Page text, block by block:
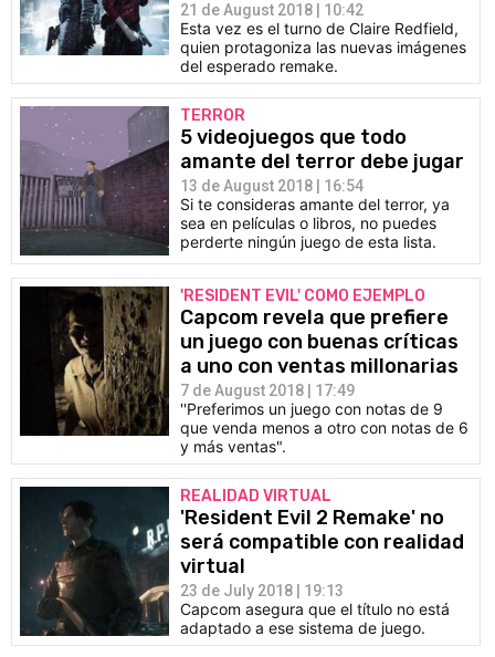
21 de August 2018 | 10:42
Esta vez es el turno de Claire Redfield,
quien protagoniza las nuevas imágenes
del esperado remake.
TERROR
5 videojuegos que todo
amante del terror debe jugar
13 de August 2018 | 16:54
Si te consideras amante del terror, ya
sea en películas o libros, no puedes
perderte ningún juego de esta lista.
'RESIDENT EVIL' COMO EJEMPLO
Capcom revela que prefiere
un juego con buenas críticas
a uno con ventas millonarias
7 de August 2018 | 17:49
''Preferimos un juego con notas de 9
que venda menos a otro con notas de 6
y más ventas".
REALIDAD VIRTUAL
'Resident Evil 2 Remake' no
será compatible con realidad
virtual
23 de July 2018 | 19:13
Capcom asegura que el título no está
adaptado a ese sistema de juego.